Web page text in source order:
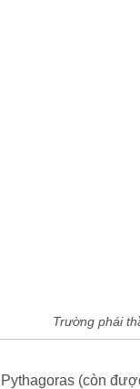
Trường phái
(còn